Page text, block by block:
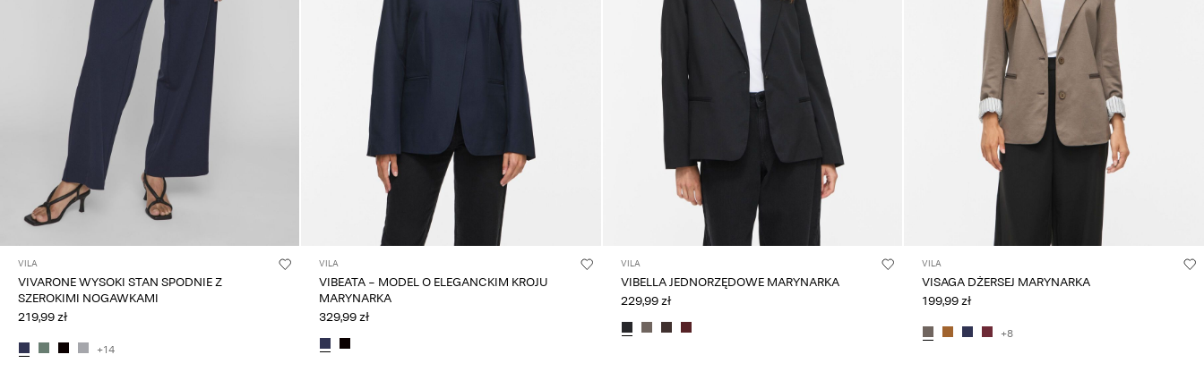
VILA
VIVARONE WYSOKI STAN SPODNIE Z
SZEROKIMI NOGAWKAMI
219,99 zł
+14
VILA
VIBEATA - MODEL O ELEGANCKIM KROJU
MARYNARKA
329,99 zł
VILA
VIBELLA JEDNORZĘDOWE MARYNARKA
229,99 zł
VILA
VISAGA DŻERSEJ MARYNARKA
199,99 zł
+8